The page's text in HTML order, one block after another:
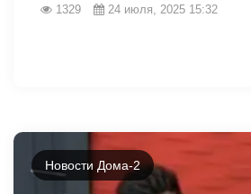
1329 24 июля, 2025 15:32
Новости Дома-2